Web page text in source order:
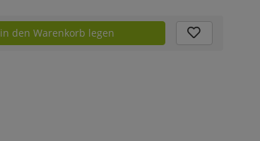
in den Warenkorb legen